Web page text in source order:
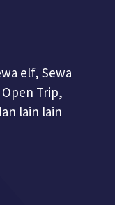
elf, Sewa
Trip,
lain lain